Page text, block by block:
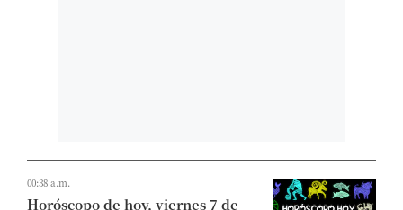
00:38 a.m.
Horóscopo de hoy, viernes 7 de